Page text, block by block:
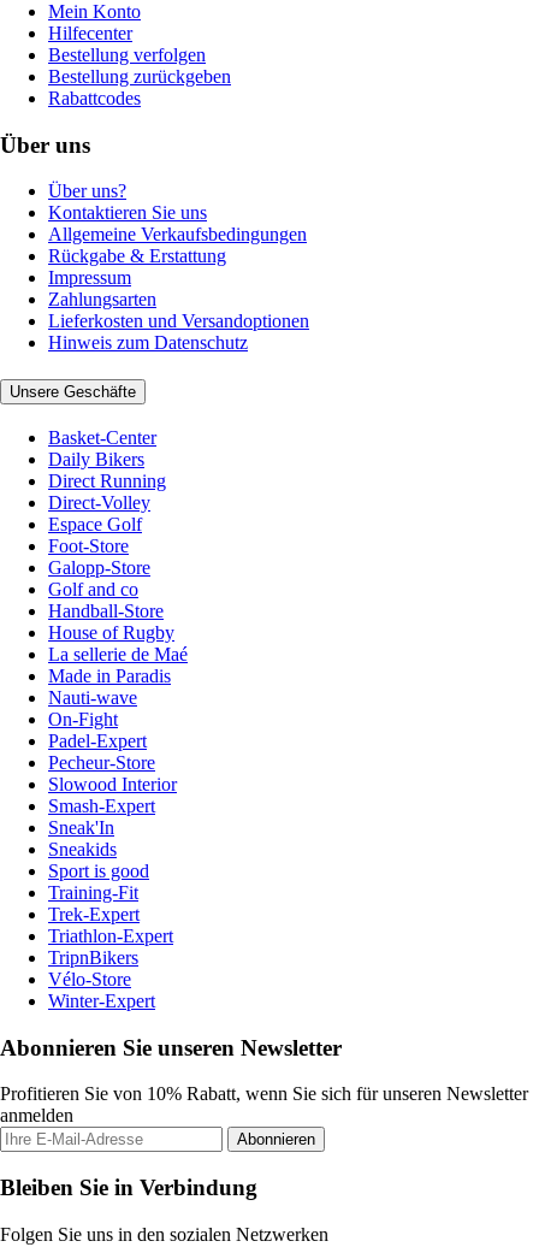
Mein Konto
Hilfecenter
Bestellung verfolgen
Bestellung zurückgeben
Rabattcodes
Über uns
Über uns?
Kontaktieren Sie uns
Allgemeine Verkaufsbedingungen
Rückgabe & Erstattung
Impressum
Zahlungsarten
Lieferkosten und Versandoptionen
Hinweis zum Datenschutz
Unsere Geschäfte
Basket-Center
Daily Bikers
Direct Running
Direct-Volley
Espace Golf
Foot-Store
Galopp-Store
Golf and co
Handball-Store
House of Rugby
La sellerie de Maé
Made in Paradis
Nauti-wave
On-Fight
Padel-Expert
Pecheur-Store
Slowood Interior
Smash-Expert
Sneak'In
Sneakids
Sport is good
Training-Fit
Trek-Expert
Triathlon-Expert
TripnBikers
Vélo-Store
Winter-Expert
Abonnieren Sie unseren Newsletter
Profitieren Sie von 10% Rabatt, wenn Sie sich für unseren Newsletter
anmelden
Abonnieren
Bleiben Sie in Verbindung
Folgen Sie uns in den sozialen Netzwerken